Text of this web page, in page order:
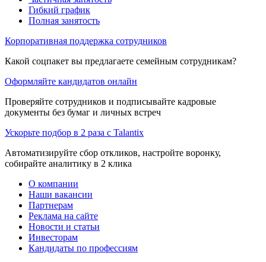
Гибкий график
Полная занятость
Корпоративная поддержка сотрудников
Какой соцпакет вы предлагаете семейным сотрудникам?
Оформляйте кандидатов онлайн
Проверяйте сотрудников и подписывайте кадровые
документы без бумаг и личных встреч
Ускорьте подбор в 2 раза с Talantix
Автоматизируйте сбор откликов, настройте воронку,
собирайте аналитику в 2 клика
О компании
Наши вакансии
Партнерам
Реклама на сайте
Новости и статьи
Инвесторам
Кандидаты по профессиям